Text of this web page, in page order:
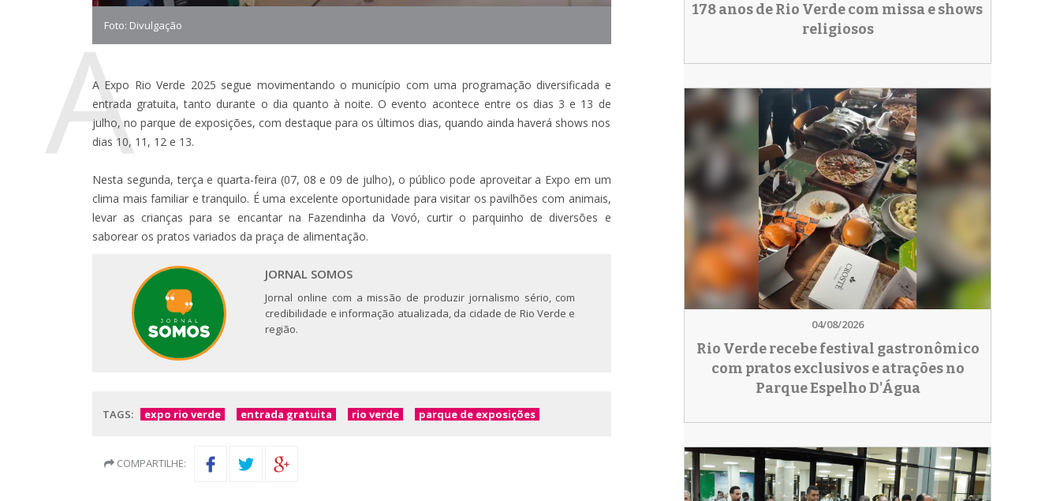
Foto: Divulgação
A
A Expo Rio Verde 2025 segue movimentando o município com uma programação diversificada e
entrada gratuita, tanto durante o dia quanto à noite. O evento acontece entre os dias 3 e 13 de
julho, no parque de exposições, com destaque para os últimos dias, quando ainda haverá shows nos
dias 10, 11, 12 e 13.
Nesta segunda, terça e quarta-feira (07, 08 e 09 de julho), o público pode aproveitar a Expo em um
clima mais familiar e tranquilo. É uma excelente oportunidade para visitar os pavilhões com animais,
levar as crianças para se encantar na Fazendinha da Vovó, curtir o parquinho de diversões e
saborear os pratos variados da praça de alimentação.
JORNAL SOMOS
Jornal online com a missão de produzir jornalismo sério, com
credibilidade e informação atualizada, da cidade de Rio Verde e
região.
TAGS: expo rio verde entrada gratuita rio verde parque de exposições
COMPARTILHE:
178 anos de Rio Verde com missa e shows
religiosos
04/08/2026
Rio Verde recebe festival gastronômico
com pratos exclusivos e atrações no
Parque Espelho D'Água